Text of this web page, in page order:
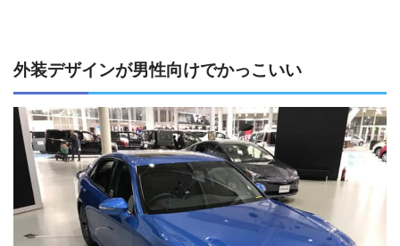
外装デザインが男性向けでかっこいい